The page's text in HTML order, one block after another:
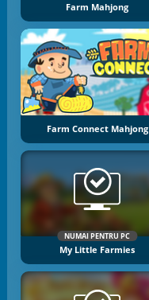
Farm Mahjong
Farm Connect Mahjong
NUMAI PENTRU PC
My Little Farmies